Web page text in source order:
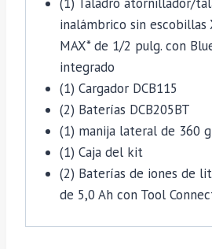
inalámbrico sin escobillas
MAX* de 1/2 pulg. con
integrado
(1) Cargador DCB115
(2) Baterías DCB205BT
(1) manija lateral de 360
(1) Caja del kit
(2) Baterías de iones de
de 5,0 Ah con Tool